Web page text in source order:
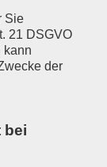
Sie
21 DSGVO
kann
der
bei